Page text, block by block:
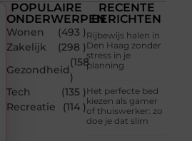
POPULAIRE
ONDERWERPEN
Wonen
(493 )
Zakelijk
(298 )
Gezondheid
(158
)
Tech
(135 )
Recreatie
(114 )
RECENTE
BERICHTEN
Rijbewijs halen in
Den Haag zonder
stress in je
planning
Het perfecte bed
kiezen als gamer
of thuiswerker: zo
doe je dat slim